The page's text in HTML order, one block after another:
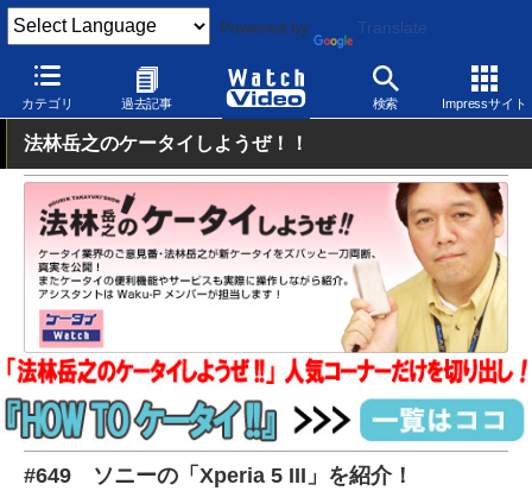
Powered by Translate
カテゴリ 過去記事 検索 Impressサイト
Watch Video モバイル スマートフォン Android
法林岳之のケータイしようぜ！！
#649 ソニーの「Xperia 5 III」を紹介！